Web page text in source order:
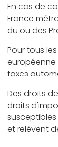
En cas de
France
du ou des
Pour tous
européenne
taxes
Des droits
droits
susceptibles
et relèvent